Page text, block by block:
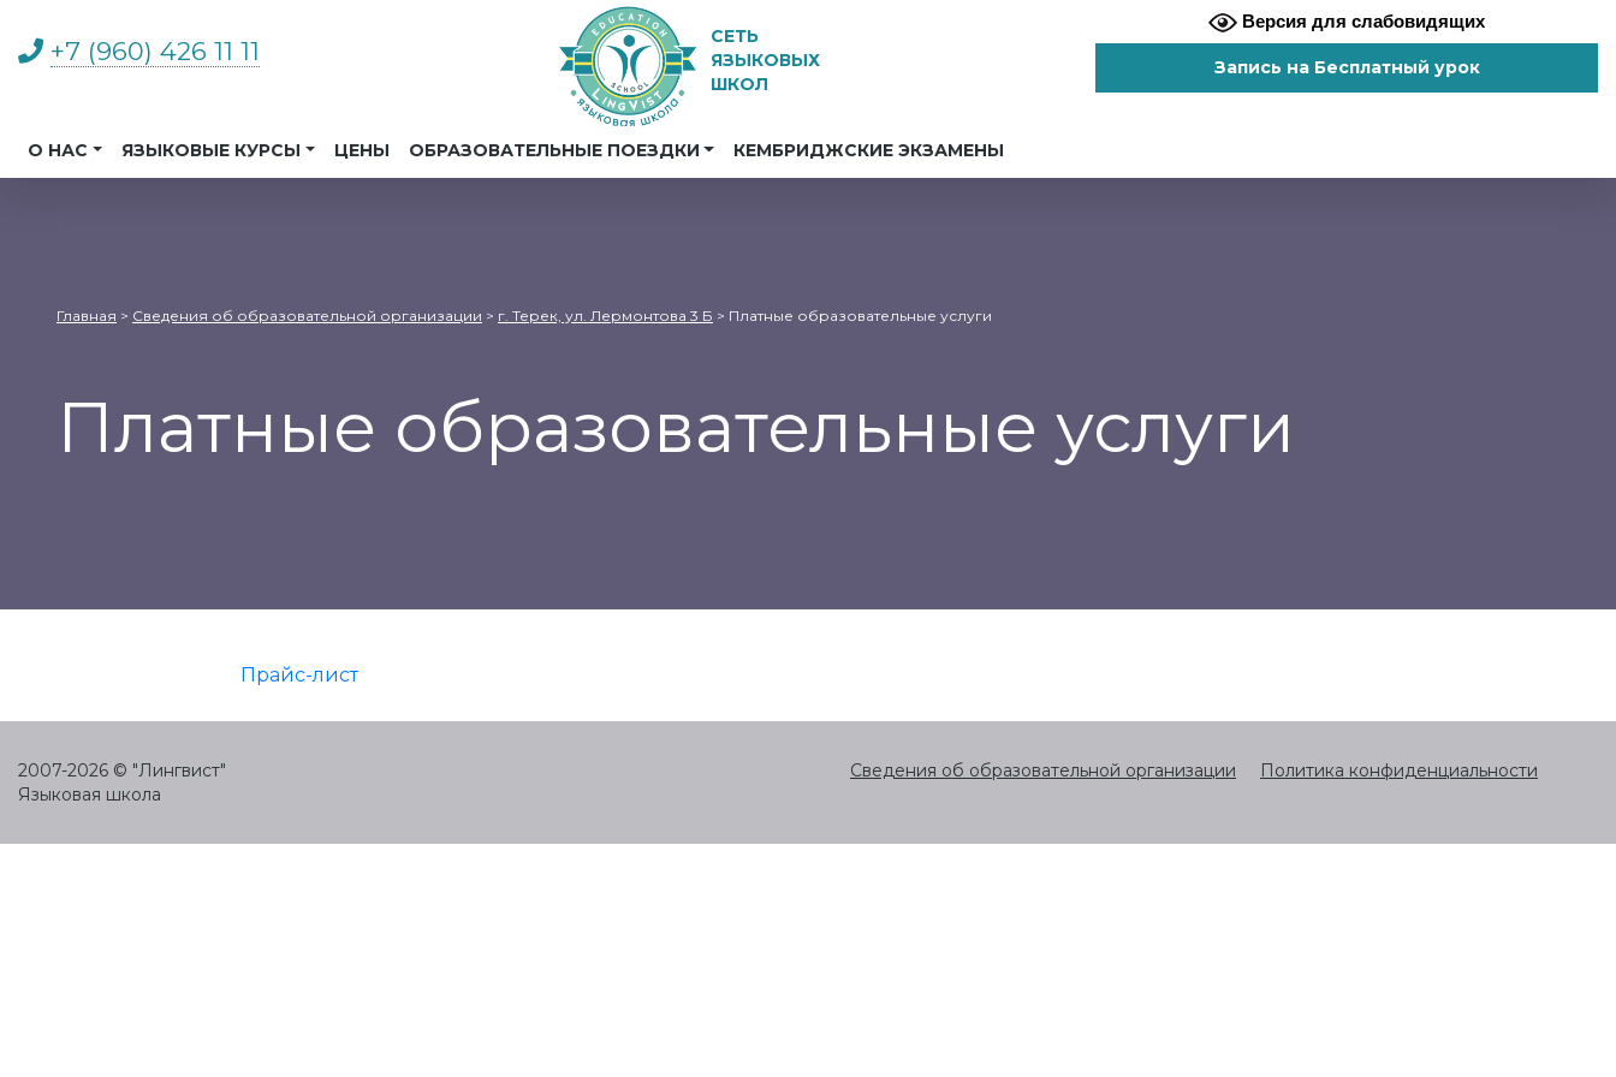
+7 (960) 426 11 11
СЕТЬ
ЯЗЫКОВЫХ
ШКОЛ
Версия для слабовидящих
Запись на Бесплатный урок
О НАС ЯЗЫКОВЫЕ КУРСЫ ЦЕНЫ ОБРАЗОВАТЕЛЬНЫЕ ПОЕЗДКИ КЕМБРИДЖСКИЕ ЭКЗАМЕНЫ
Главная > Сведения об образовательной организации > г. Терек, ул. Лермонтова 3 Б > Платные образовательные услуги
Платные образовательные услуги
Прайс-лист
2007-2026 © "Лингвист"
Языковая школа
Сведения об образовательной организации Политика конфиденциальности